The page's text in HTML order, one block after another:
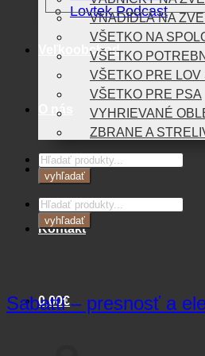
Lovtek Podcast
Veľkoobchod
O nás
Blog
Kontakt
0,00€
VNADIDLÁ NA
VŠETKO NA
VŠETKO
VŠETKO PRE LOV
VŠETKO PRE PSA
VYHRIEVANÉ
ZBRANE A
Products
search
vyhľadať
Products
search
vyhľadať
Sabatti – presnosť a